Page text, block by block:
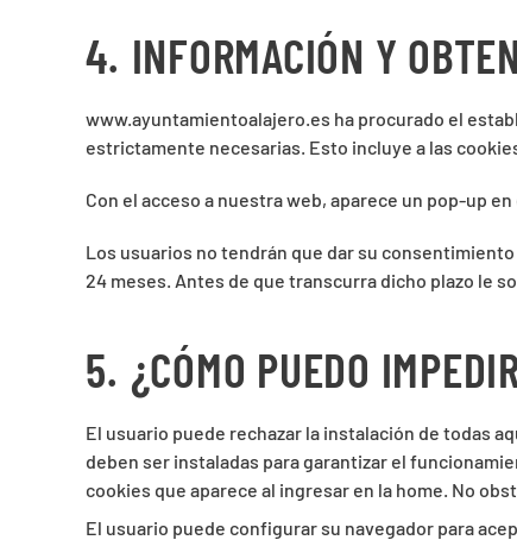
4. INFORMACIÓN Y
www.ayuntamientoalajero.es ha procurado el
estrictamente necesarias. Esto incluye a las
Con el acceso a nuestra web, aparece un pop-up
Los usuarios no tendrán que dar su
24 meses. Antes de que transcurra dicho plazo le
5. ¿CÓMO PUEDO
El usuario puede rechazar la instalación de todas
deben ser instaladas para garantizar el
cookies que aparece al ingresar en la home. No
El usuario puede configurar su navegador para